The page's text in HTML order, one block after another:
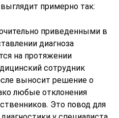
примерно так:
приведенными в
диагноза
на протяжении
сотрудник
выносит решение о
любые отклонения
Это повод для